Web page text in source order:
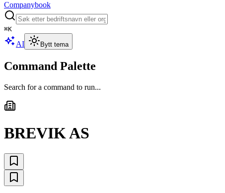
Companybook
⌘K
AI Bytt tema
Command Palette
Search for a command to run...
BREVIK AS